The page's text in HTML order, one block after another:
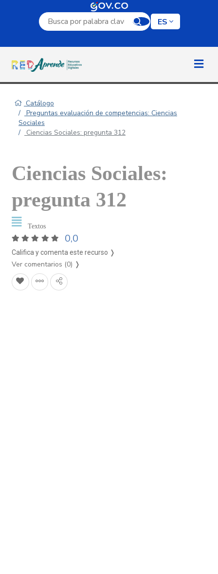
Campo de búsqueda por palabra clave
ES
Catálogo
Preguntas evaluación de competencias: Ciencias
Sociales
Ciencias Sociales: pregunta 312
Ciencias Sociales:
pregunta 312
Textos
0,0
Califica y comenta este recurso ❭
Ver comentarios (0) ❭